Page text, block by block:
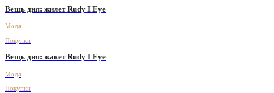
Вещь дня: жилет Rudy I Eye
Мода
Покупки
Вещь дня: жакет Rudy I Eye
Мода
Покупки